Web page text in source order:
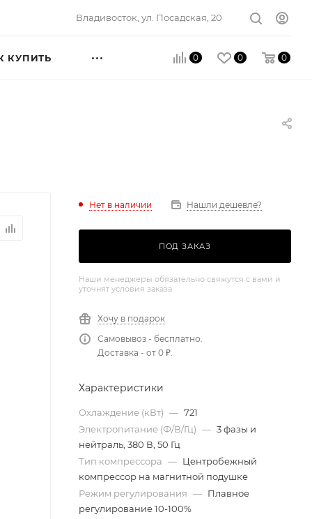
Владивосток, ул. Посадская, 20
0 0 0
КУПИТЬ
Нет в наличии Нашли дешевле?
ПОД ЗАКАЗ
Наши менеджеры обязательно свяжутся с вами и
уточнят условия заказа
Хочу в подарок
Самовывоз - бесплатно.
Доставка - от 0 ₽.
Характеристики
Охлаждение (кВт) — 721
Электропитание (Ф/В/Гц) — 3 фазы и
нейтраль, 380 В, 50 Гц
Тип компрессора — Центробежный
компрессор на магнитной подушке
Режим регулирования — Плавное
регулирование 10-100%